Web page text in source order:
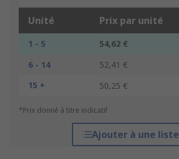
Unité Prix par unité
1 - 5
54,62 €
6 - 14
52,41 €
15 +
50,25 €
*Prix donné à titre indicatif
Ajouter à une liste